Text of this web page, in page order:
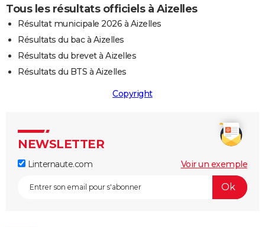
Tous les résultats officiels à Aizelles
Résultat municipale 2026 à Aizelles
Résultats du bac à Aizelles
Résultats du brevet à Aizelles
Résultats du BTS à Aizelles
Copyright
NEWSLETTER
Linternaute.com Voir un exemple